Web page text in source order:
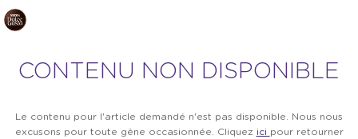
CONTENU NON DISPONIBLE
Le contenu pour l'article demandé n'est pas disponible. Nous nous
excusons pour toute gêne occasionnée. Cliquez ici pour retourner